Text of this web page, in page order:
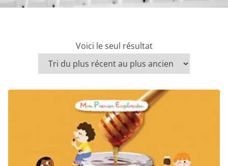
Voici le seul résultat